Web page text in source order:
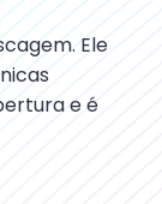
Ele
e é